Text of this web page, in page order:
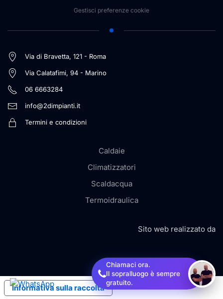
Chiamaci ora.
Il sopralluogo è sempre
gratuito.
Gestisci preferenze cookie
Via di Bravetta, 121 - Roma
Via Calatafimi, 94 - Marino
06 6663284
info@2dimpianti.it
Termini e condizioni
Caldaie
Climatizzatori
Scaldacqua
Termoidraulica
Sito web realizzato da
Informativa sulla raccolta